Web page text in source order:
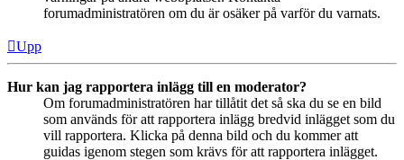
forumadministratören om du är osäker på varför du varnats.
Upp
Hur kan jag rapportera inlägg till en moderator?
Om forumadministratören har tillåtit det så ska du se en bild
som används för att rapportera inlägg bredvid inlägget som du
vill rapportera. Klicka på denna bild och du kommer att
guidas igenom stegen som krävs för att rapportera inlägget.